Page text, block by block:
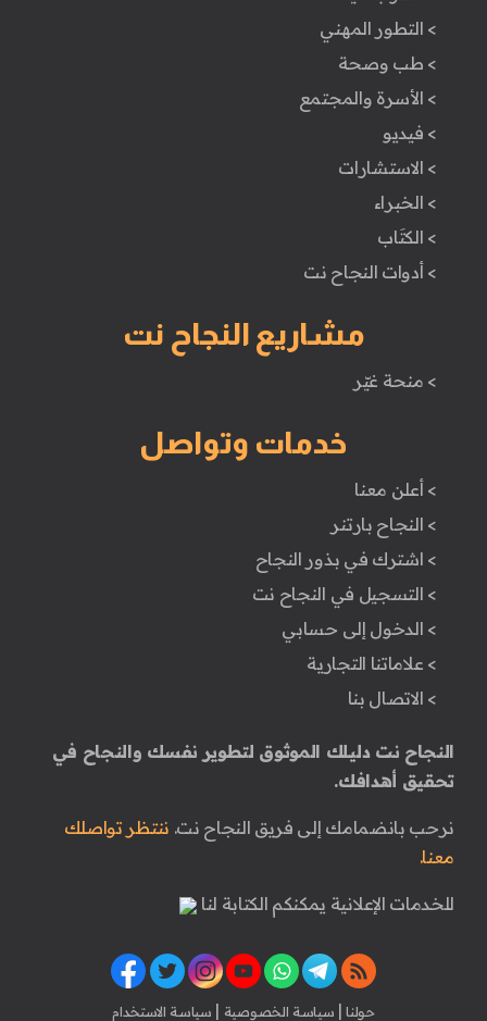
> التطور المهني
> طب وصحة
> الأسرة والمجتمع
> فيديو
> الاستشارات
> الخبراء
> الكتَاب
> أدوات النجاح نت
مشاريع النجاح نت
> منحة غيّر
خدمات وتواصل
> أعلن معنا
> النجاح بارتنر
> اشترك في بذور النجاح
> التسجيل في النجاح نت
> الدخول إلى حسابي
> علاماتنا التجارية
> الاتصال بنا
النجاح نت دليلك الموثوق لتطوير نفسك والنجاح في
تحقيق أهدافك.
نرحب بانضمامك إلى فريق النجاح نت. ننتظر تواصلك
معنا.
للخدمات الإعلانية يمكنكم الكتابة لنا
حولنا | سياسة الخصوصية | سياسة الاستخدام